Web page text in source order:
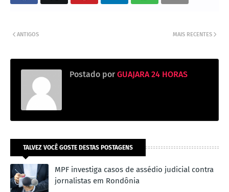
MAIS RECENTES
ANTIGOS
Postado por GUAJARA 24 HORAS
TALVEZ VOCÊ GOSTE DESTAS POSTAGENS
MPF investiga casos de assédio judicial contra
jornalistas em Rondônia